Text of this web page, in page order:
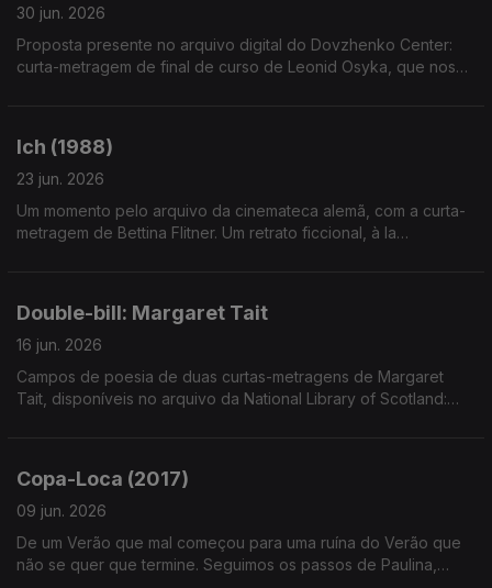
30 jun. 2026
Proposta presente no arquivo digital do Dovzhenko Center:
curta-metragem de final de curso de Leonid Osyka, que nos
Ich (1988)
23 jun. 2026
Um momento pelo arquivo da cinemateca alemã, com a curta-
metragem de Bettina Flitner. Um retrato ficcional, à la
Double-bill: Margaret Tait
16 jun. 2026
Campos de poesia de duas curtas-metragens de Margaret
Tait, disponíveis no arquivo da National Library of Scotland:
Copa-Loca (2017)
09 jun. 2026
De um Verão que mal começou para uma ruína do Verão que
não se quer que termine. Seguimos os passos de Paulina,